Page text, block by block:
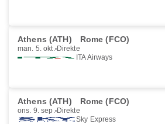
Athens (ATH) Rome (FCO)
man. 5. okt. Direkte
ITA Airways
Athens (ATH) Rome (FCO)
ons. 9. sep. Direkte
Sky Express